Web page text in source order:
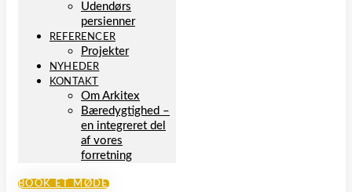
Udendørs
persienner
REFERENCER
Projekter
NYHEDER
KONTAKT
Om Arkitex
Bæredygtighed –
en integreret del
af vores
forretning
BOOK ET MØDE